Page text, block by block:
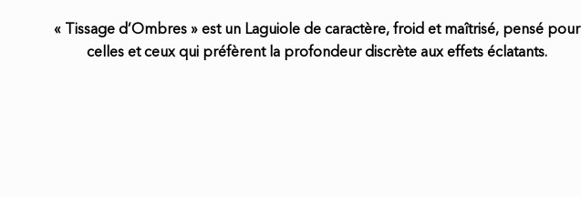
« Tissage d’Ombres » est un Laguiole de caractère, froid et maîtrisé, pensé pour
celles et ceux qui préfèrent la profondeur discrète aux effets éclatants.